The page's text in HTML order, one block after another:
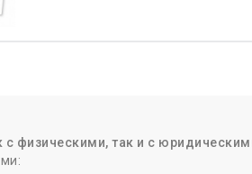
с физическими, так и с